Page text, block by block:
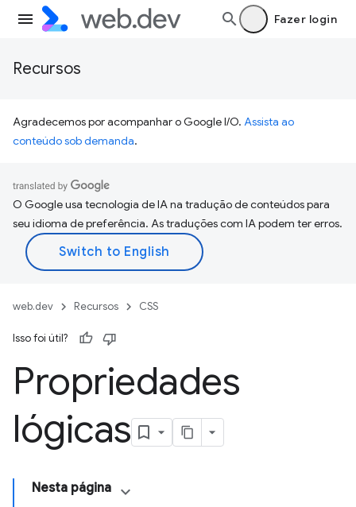
Fazer login
Recursos
Agradecemos por acompanhar o Google I/O. Assista ao
conteúdo sob demanda.
O Google usa tecnologia de IA na tradução de conteúdos para
seu idioma de preferência. As traduções com IA podem ter erros.
web.dev Recursos CSS
Isso foi útil?
Propriedades
lógicas
Nesta página